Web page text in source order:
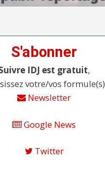
S'abonner
IDJ est gratuit,
votre/vos formule(s)
Newsletter
Google News
Twitter